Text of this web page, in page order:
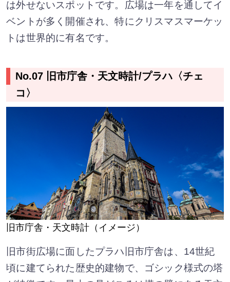
は外せないスポットです。広場は一年を通してイ
ベントが多く開催され、特にクリスマスマーケッ
トは世界的に有名です。
No.07 旧市庁舎・天文時計/プラハ〈チェ
コ〉
旧市庁舎・天文時計（イメージ）
旧市街広場に面したプラハ旧市庁舎は、14世紀
頃に建てられた歴史的建物で、ゴシック様式の塔